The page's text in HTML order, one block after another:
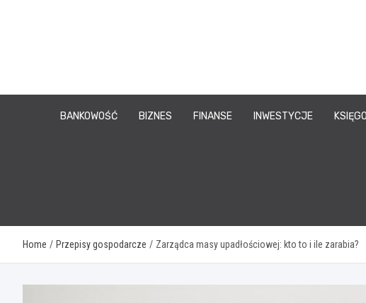
BANKOWOŚĆ BIZNES FINANSE INWESTYCJE
Home Przepisy gospodarcze Zarządca masy upadłościowej: kto to i ile zarabia?